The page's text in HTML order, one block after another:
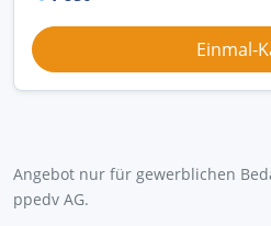
Angebot nur für gewerblichen
ppedv AG.